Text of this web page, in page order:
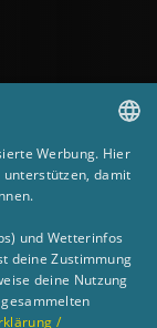
GERMAN
Werbung. Hier
unterstützen, damit
und Wetterinfos
deine Zustimmung
deine Nutzung
/